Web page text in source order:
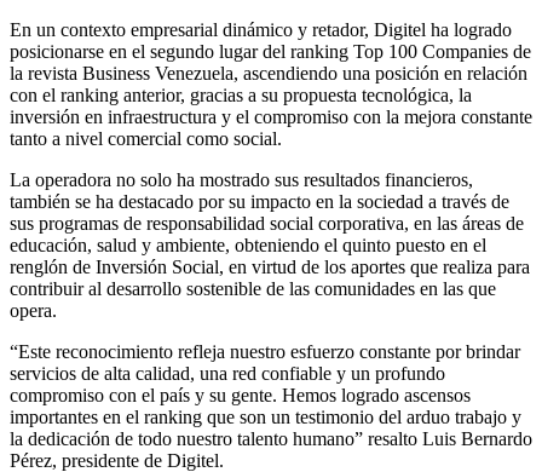
En un contexto empresarial dinámico y retador, Digitel ha logrado
posicionarse en el segundo lugar del ranking Top 100 Companies de
la revista Business Venezuela, ascendiendo una posición en relación
con el ranking anterior, gracias a su propuesta tecnológica, la
inversión en infraestructura y el compromiso con la mejora constante
tanto a nivel comercial como social.
La operadora no solo ha mostrado sus resultados financieros,
también se ha destacado por su impacto en la sociedad a través de
sus programas de responsabilidad social corporativa, en las áreas de
educación, salud y ambiente, obteniendo el quinto puesto en el
renglón de Inversión Social, en virtud de los aportes que realiza para
contribuir al desarrollo sostenible de las comunidades en las que
opera.
“Este reconocimiento refleja nuestro esfuerzo constante por brindar
servicios de alta calidad, una red confiable y un profundo
compromiso con el país y su gente. Hemos logrado ascensos
importantes en el ranking que son un testimonio del arduo trabajo y
la dedicación de todo nuestro talento humano” resalto Luis Bernardo
Pérez, presidente de Digitel.